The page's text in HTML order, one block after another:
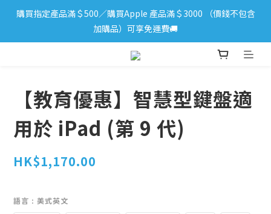
iPhone 17 系列新登場！立即訂購
購買指定產品滿＄500／購買Apple 產品滿＄3000 （價錢不包含
加購品）可享免運費🚚
iPhone 17 系列新登場！立即訂購
【教育優惠】智慧型鍵盤適
用於 iPad (第 9 代)
HK$1,170.00
語言 : 美式英文